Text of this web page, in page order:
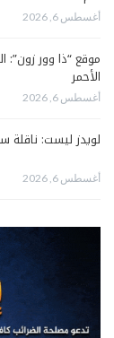
أغسطس 6, 2026
موقع “ذا وور
الأحمر
أغسطس 6, 2026
لويدز ليست: ناقلة
أغسطس 6, 2026